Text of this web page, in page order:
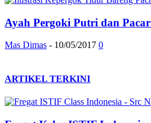
Ayah Pergoki Putri dan
Mas Dimas - 10/05/2017 0
ARTIKEL TERKINI